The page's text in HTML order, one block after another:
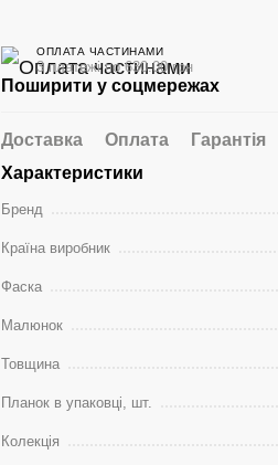
ОПЛАТА ЧАСТИНАМИ
3 платежі по 630.00 грн
Поширити у соцмережах
Доставка Оплата
Гарантія
Характеристики
Бренд
Країна виробник
Фаска
Малюнок
Товщина
Планок в упаковці, шт.
Колекція